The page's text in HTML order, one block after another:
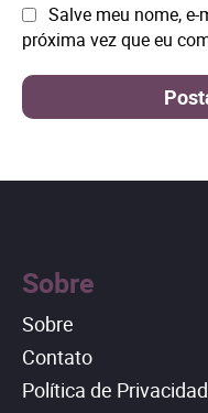
Site: Salve meu nome,
próxima vez que eu
Sobre
Sobre
Contato
Política de